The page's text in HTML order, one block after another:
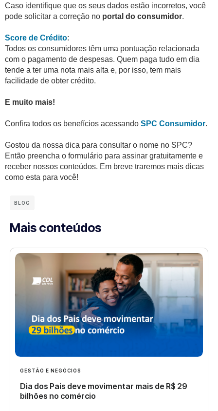
Caso identifique que os seus dados estão incorretos, você
pode solicitar a correção no portal do consumidor.
Score de Crédito:
Todos os consumidores têm uma pontuação relacionada
com o pagamento de despesas. Quem paga tudo em dia
tende a ter uma nota mais alta e, por isso, tem mais
facilidade de obter crédito.
E muito mais!
Confira todos os benefícios acessando SPC Consumidor.
Gostou da nossa dica para consultar o nome no SPC?
Então preencha o formulário para assinar gratuitamente e
receber nossos conteúdos. Em breve traremos mais dicas
como esta para você!
BLOG
Mais conteúdos
GESTÃO E NEGÓCIOS
Dia dos Pais deve movimentar mais de R$ 29
bilhões no comércio